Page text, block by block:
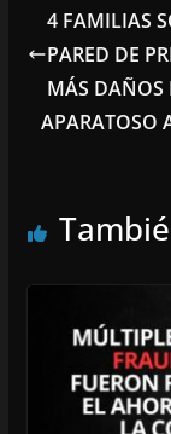
4 FAMILIAS
PARED DE
MÁS DAÑOS
APARATOSO